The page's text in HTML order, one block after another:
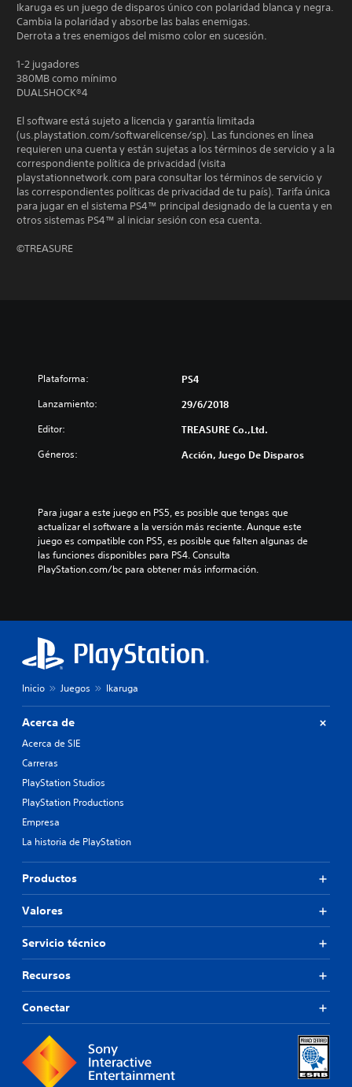
Ikaruga es un juego de disparos único con polaridad blanca y negra.
Cambia la polaridad y absorbe las balas enemigas.
Derrota a tres enemigos del mismo color en sucesión.
1-2 jugadores
380MB como mínimo
DUALSHOCK®4
El software está sujeto a licencia y garantía limitada
(us.playstation.com/softwarelicense/sp). Las funciones en línea
requieren una cuenta y están sujetas a los términos de servicio y a la
correspondiente política de privacidad (visita
playstationnetwork.com para consultar los términos de servicio y
las correspondientes políticas de privacidad de tu país). Tarifa única
para jugar en el sistema PS4™ principal designado de la cuenta y en
otros sistemas PS4™ al iniciar sesión con esa cuenta.
©TREASURE
Plataforma: PS4
Lanzamiento: 29/6/2018
Editor: TREASURE Co.,Ltd.
Géneros: Acción, Juego De Disparos
Para jugar a este juego en PS5, es posible que tengas que
actualizar el software a la versión más reciente. Aunque este
juego es compatible con PS5, es posible que falten algunas de
las funciones disponibles para PS4. Consulta
PlayStation.com/bc para obtener más información.
Inicio Juegos Ikaruga
Acerca de
Acerca de SIE
Carreras
PlayStation Studios
PlayStation Productions
Empresa
La historia de PlayStation
Productos
Valores
Servicio técnico
Recursos
Conectar